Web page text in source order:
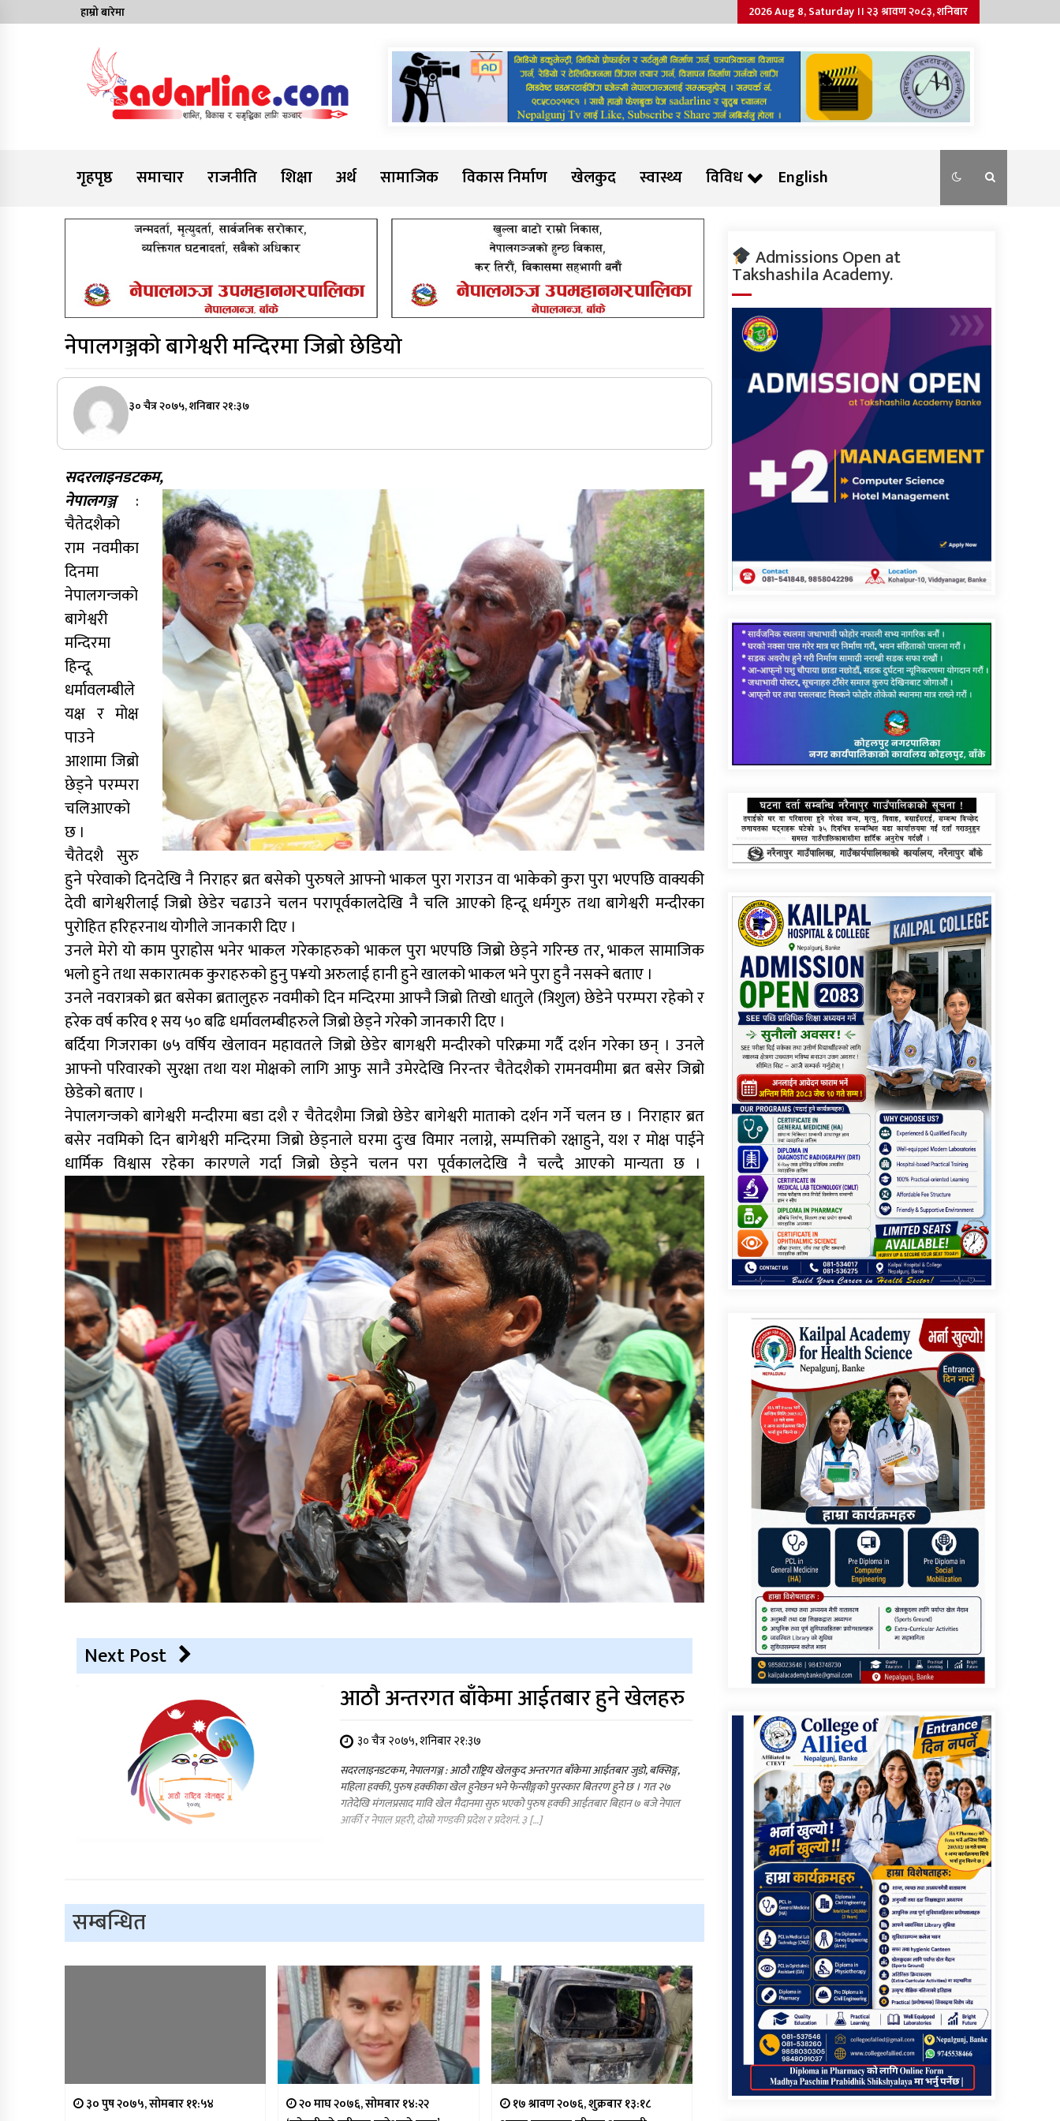
to
हाम्रो बारेमा 2026 Aug 8, Saturday ।। २३ श्रावण २०८३, शनिबार
Sadarline
गृहपृष्ठ
समाचार राजनीति शिक्षा अर्थ सामाजिक विकास निर्माण खेलकुद स्वास्थ्य विविध English
नेपालगञ्जको बागेश्वरी मन्दिरमा जिब्रो छेडियो
३० चैत्र २०७५, शनिबार २१:३७
सदरलाइनडटकम,
नेपालगञ्ज:
चैतेदशैको
राम नवमीका
दिनमा
नेपालगन्जको
बागेश्वरी
मन्दिरमा
हिन्दू
धर्मावलम्बीले
यक्ष र मोक्ष
पाउने
आशामा जिब्रो
छेड्ने परम्परा
चलिआएको
छ ।
चैतेदशै सुरु
हुने परेवाको दिनदेखि नै निराहर ब्रत बसेको पुरुषले आफ्नो भाकल पुरा गराउन वा भाकेको कुरा पुरा भएपछि वाक्यकी
देवी बागेश्वरीलाई जिब्रो छेडेर चढाउने चलन परापूर्वकालदेखि नै चलि आएको हिन्दू धर्मगुरु तथा बागेश्वरी मन्दीरका
पुरोहित हरिहरनाथ योगीले जानकारी दिए ।
उनले मेरो यो काम पुराहोस भनेर भाकल गरेकाहरुको भाकल पुरा भएपछि जिब्रो छेड्ने गरिन्छ तर, भाकल सामाजिक
भलो हुने तथा सकारात्मक कुराहरुको हुनु प¥यो अरुलाई हानी हुने खालको भाकल भने पुरा हुनै नसक्ने बताए ।
उनले नवरात्रको ब्रत बसेका ब्रतालुहरु नवमीको दिन मन्दिरमा आफ्नै जिब्रो तिखो धातुले (त्रिशुल) छेडेने परम्परा रहेको र
हरेक वर्ष करिव १ सय ५० बढि धर्मावलम्बीहरुले जिब्रो छेड्ने गरेकोे जानकारी दिए ।
बर्दिया गिजराका ७५ वर्षिय खेलावन महावतले जिब्रो छेडेर बागश्वरी मन्दीरको परिक्रमा गर्दै दर्शन गरेका छन् । उनले
आफ्नो परिवारको सुरक्षा तथा यश मोक्षको लागि आफु सानै उमेरदेखि निरन्तर चैतेदशैको रामनवमीमा ब्रत बसेर जिब्रो
छेडेको बताए ।
नेपालगन्जको बागेश्वरी मन्दीरमा बडा दशै र चैतेदशैमा जिब्रो छेडेर बागेश्वरी माताको दर्शन गर्ने चलन छ । निराहार ब्रत
बसेर नवमिको दिन बागेश्वरी मन्दिरमा जिब्रो छेड्नाले घरमा दुःख विमार नलाग्ने, सम्पत्तिको रक्षाहुने, यश र मोक्ष पाईने
धार्मिक विश्वास रहेका कारणले गर्दा जिब्रो छेड्ने चलन परा पूर्वकालदेखि नै चल्दै आएको मान्यता छ ।
Next Post
आठौ अन्तरगत बाँकेमा आईतबार हुने खेलहरु
३० चैत्र २०७५, शनिबार २१:३७
सदरलाइनडटकम, नेपालगञ्ज : आठौ राष्ट्रिय खेलकुद अन्तरगत बाँकेमा आईतबार जुडो, बक्सिङ्ग,
महिला हक्की, पुरुष हक्कीका खेल हुनेछन भने फेन्सीङ्गको पुरस्कार बितरण हुने छ । गत २७
गतेदेखि मंगलप्रसाद मावि खेल मैदानमा सुरु भएको पुरुष हक्की आईतबार बिहान ७ बजे नेपाल
आर्की र नेपाल प्रहरी, दोस्रो गण्डकी प्रदेश र प्रदेशनं. ३ […]
सम्बन्धित
३० पुष २०७५, सोमबार ११:५४ २० माघ २०७६, सोमबार १४:२२ १७ श्रावण २०७६, शुक्रबार १३:१८
Admissions Open at
Takshashila Academy.